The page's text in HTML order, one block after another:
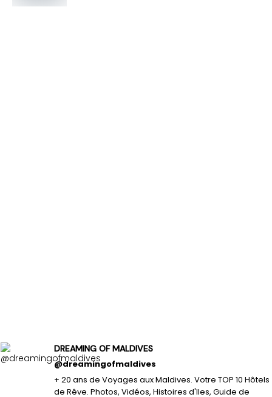
DREAMING OF MALDIVES
@dreamingofmaldives
+ 20 ans de Voyages aux Maldives. Votre TOP 10 Hôtels
de Rêve. Photos, Vidéos, Histoires d'Iles, Guide de